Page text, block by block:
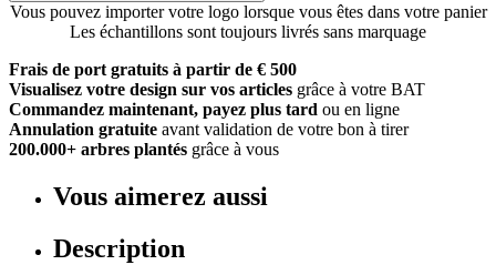
Vous pouvez importer votre logo lorsque vous êtes dans votre panier
Les échantillons sont toujours livrés sans marquage
Frais de port gratuits à partir de € 500
Visualisez votre design sur vos articles grâce à votre BAT
Commandez maintenant, payez plus tard ou en ligne
Annulation gratuite avant validation de votre bon à tirer
200.000+ arbres plantés grâce à vous
Vous aimerez aussi
Description